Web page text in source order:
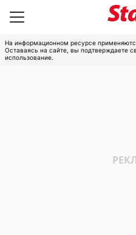
На информационном ресурсе
Оставаясь на сайте, вы подтверждаете
использование.